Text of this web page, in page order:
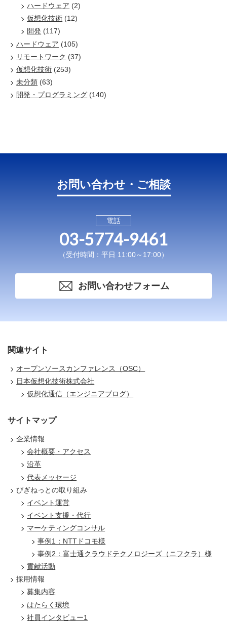
ハードウェア (2)
仮想化技術 (12)
開発 (117)
ハードウェア (105)
リモートワーク (37)
仮想化技術 (253)
未分類 (63)
開発・プログラミング (140)
お問い合わせ・ご相談
電話
03-5774-9461
（受付時間：平日 11:00～17:00）
お問い合わせフォーム
関連サイト
オープンソースカンファレンス（OSC）
日本仮想化技術株式会社
仮想化通信（エンジニアブログ）
サイトマップ
企業情報
会社概要・アクセス
沿革
代表メッセージ
びぎねっとの取り組み
イベント運営
イベント支援・代行
マーケティングコンサル
事例1：NTTドコモ様
事例2：富士通クラウドテクノロジーズ（ニフクラ）様
貢献活動
採用情報
募集内容
はたらく環境
社員インタビュー1